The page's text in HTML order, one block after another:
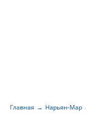
Главная Нарьян-Мар